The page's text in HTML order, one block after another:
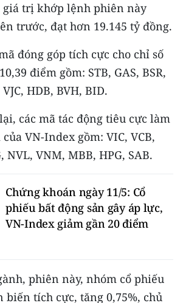
- Công nghệ
giá trị khớp lệnh phiên này
trước, đạt hơn 19.145 tỷ đồng.
đóng góp tích cực cho chỉ số
điểm gồm: STB, GAS, BSR,
HDB, BVH, BID.
các mã tác động tiêu cực làm
VN-Index gồm: VIC, VCB,
NVL, VNM, MBB, HPG, SAB.
Chứng khoán ngày 11/5: Cổ
phiếu bất động sản gây áp lực,
VN-Index giảm gần 20 điểm
phiên này, nhóm cổ phiếu
biến tích cực, tăng 0,75%, chủ